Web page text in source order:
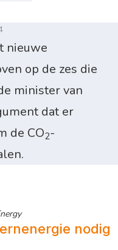
nieuwe
op de zes die
minister van
dat er
de CO2-
nodig